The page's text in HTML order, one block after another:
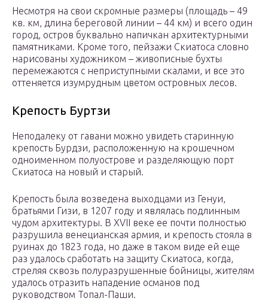
Несмотря на свои скромные размеры (площадь – 49
кв. км, длина береговой линии – 44 км) и всего один
город, остров буквально напичкан архитектурными
памятниками. Кроме того, пейзажи Скиатоса словно
нарисованы художником – живописные бухты
перемежаются с неприступными скалами, и все это
оттеняется изумрудным цветом островных лесов.
Крепость Буртзи
Неподалеку от гавани можно увидеть старинную
крепость Бурдзи, расположенную на крошечном
одноименном полуострове и разделяющую порт
Скиатоса на новый и старый.
Крепость была возведена выходцами из Генуи,
братьями Гизи, в 1207 году и являлась подлинным
чудом архитектуры. В XVII веке ее почти полностью
разрушила венецианская армия, и крепость стояла в
руинах до 1823 года, но даже в таком виде ей еще
раз удалось сработать на защиту Скиатоса, когда,
стреляя сквозь полуразрушенные бойницы, жителям
удалось отразить нападение османов под
руководством Топал-Паши.